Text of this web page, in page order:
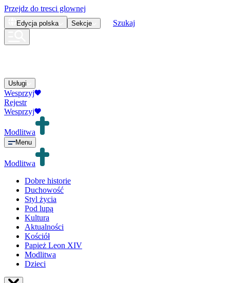
Przejdz do tresci glownej
Edycja polska Sekcje Szukaj
Usługi
Wesprzyj
Rejestr
Wesprzyj
Modlitwa
Menu
Modlitwa
Dobre historie
Duchowość
Styl życia
Pod lupą
Kultura
Aktualności
Kościół
Papież Leon XIV
Modlitwa
Dzieci